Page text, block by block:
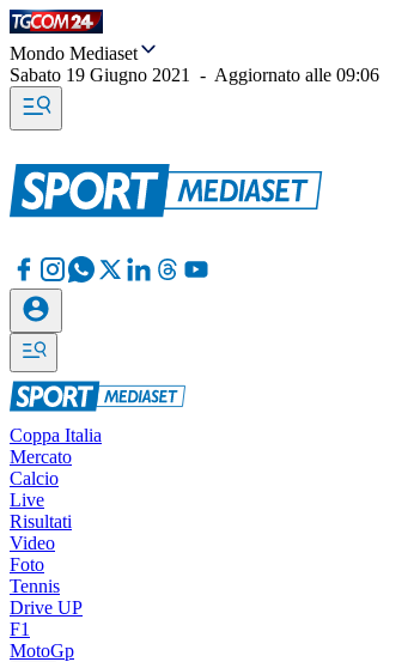
Mondo Mediaset
Sabato 19 Giugno 2021
- Aggiornato alle 09:06
Coppa Italia
Mercato
Calcio
Live
Risultati
Video
Foto
Tennis
Drive UP
F1
MotoGp